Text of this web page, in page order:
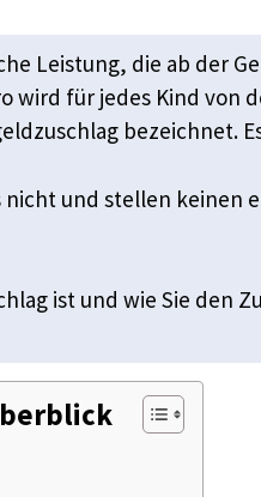
Leistung, die ab der
wird für jedes Kind
bezeichnet.
und stellen keinen
ist und wie Sie den